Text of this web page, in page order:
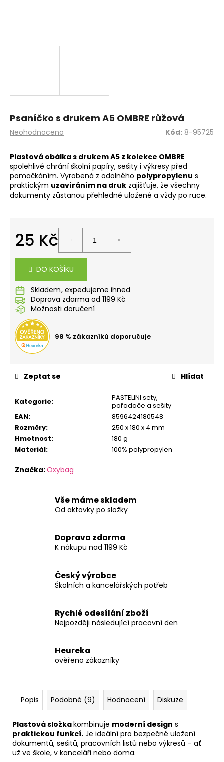
Průměrné
je
0,0
z
5
hvězdiček.
Neohodnoceno
Psaníčko s drukem A5 OMBRE růžová
Kód: 8-95725
Plastová obálka s drukem A5 z kolekce OMBRE
spolehlivě chrání školní papíry, sešity i výkresy před
pomačkáním. Vyrobená z odolného polypropylenu s
praktickým uzavíráním na druk zajišťuje, že všechny
dokumenty zůstanou přehledně uložené a vždy po ruce.
25 Kč
DO KOŠÍKU
Skladem
Doprava zdarma od 1199 Kč
Možnosti doručení
98 % zákazníků doporučuje
Kategorie:
PASTELINI sety,
pořadače a sešity
EAN:
8596424180548
Rozměry:
250 x 180 x 4 mm
Hmotnost:
180 g
Materiál: 100% polypropylen
Značka:Oxybag
Zeptat se Hlídat
Vše máme skladem
Od aktovky po složky
Doprava zdarma
K nákupu nad 1199 Kč
Český výrobce
Školních a kancelářských potřeb
Rychlé odesílání zboží
Nejpozději následující pracovní den
Heureka
ověřeno zákazníky
Popis Podobné (9) Hodnocení Diskuze
Plastová složkakombinuje moderní design s
praktickou funkcí. Je ideální pro bezpečné uložení
dokumentů, sešitů, pracovních listů nebo výkresů – ať
už ve škole, v kanceláři nebo doma.
t
HLEDAT
D
o
p
o
u
e
e
STUDENTSKÝ
BATOH
OXY
SCOOLER
DOTS
PINK
449